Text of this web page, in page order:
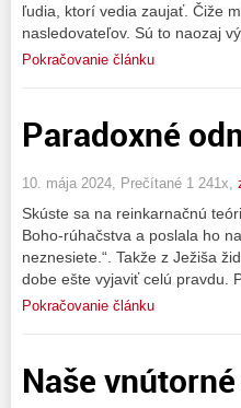
ľudia, ktorí vedia zaujať. Čiže
nasledovateľov. Sú to naozaj
Pokračovanie článku
Paradoxné
10. mája 2024, Prečítané 1 241x,
Skúste sa na reinkarnačnú
Boho-rúhačstva a poslala ho
neznesiete.“. Takže z Ježiša
dobe ešte vyjaviť celú pravdu.
Pokračovanie článku
Naše